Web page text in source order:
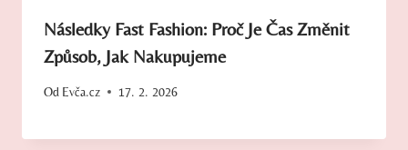
Následky Fast Fashion: Proč Je Čas Změnit
Způsob, Jak Nakupujeme
Od Evča.cz 17. 2. 2026